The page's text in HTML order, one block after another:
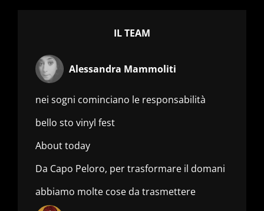
IL TEAM
Alessandra Mammoliti
nei sogni cominciano le responsabilità
bello sto vinyl fest
About today
Da Capo Peloro, per trasformare il domani
abbiamo molte cose da trasmettere